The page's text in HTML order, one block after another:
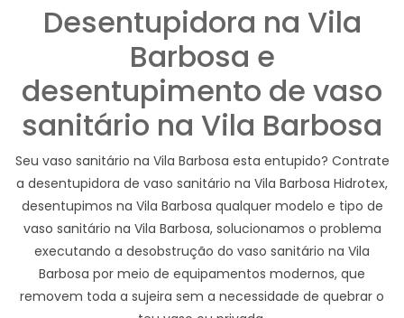
Desentupidora na Vila
Barbosa e
desentupimento de vaso
sanitário na Vila Barbosa
Seu vaso sanitário na Vila Barbosa esta entupido? Contrate
a desentupidora de vaso sanitário na Vila Barbosa Hidrotex,
desentupimos na Vila Barbosa qualquer modelo e tipo de
vaso sanitário na Vila Barbosa, solucionamos o problema
executando a desobstrução do vaso sanitário na Vila
Barbosa por meio de equipamentos modernos, que
removem toda a sujeira sem a necessidade de quebrar o